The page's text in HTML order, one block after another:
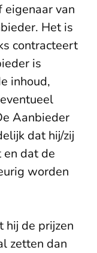
van
Het is
contracteert
is
inhoud,
Aanbieder
dat hij/zij
dat de
worden
hij de prijzen
zetten dan